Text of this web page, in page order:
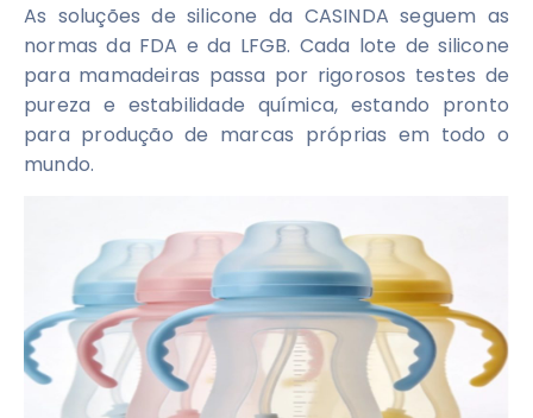
As soluções de silicone da CASINDA seguem as
normas da FDA e da LFGB. Cada lote de silicone
para mamadeiras passa por rigorosos testes de
pureza e estabilidade química, estando pronto
para produção de marcas próprias em todo o
mundo.